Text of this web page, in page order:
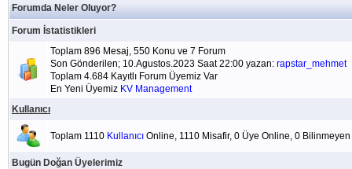
Forumda Neler Oluyor?
Forum İstatistikleri
Toplam 896 Mesaj, 550 Konu ve 7 Forum
Son Gönderilen; 10.Agustos.2023 Saat 22:00 yazan: rapstar_mehmet
Toplam 4.684 Kayıtlı Forum Üyemiz Var
En Yeni Üyemiz KV Management
Kullanıcı
Toplam 1110 Kullanıcı Online, 1110 Misafir, 0 Üye Online, 0
Bugün Doğan Üyelerimiz